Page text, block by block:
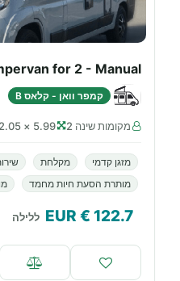
for 2 - Manual
קמפר וואן - קלאס B
מקומות שינה 2 5.99 × 2.05 m
מזגן קדמי מקלחת
מותרת הסעת חיות מחמד
122.7
€ EUR ללילה